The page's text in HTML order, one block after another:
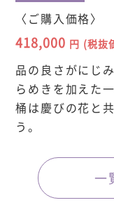
〈ご購入価格〉
418,000 円 (税抜
品の良さがにじ
らめきを加えた
桶は慶びの花と
う。
一